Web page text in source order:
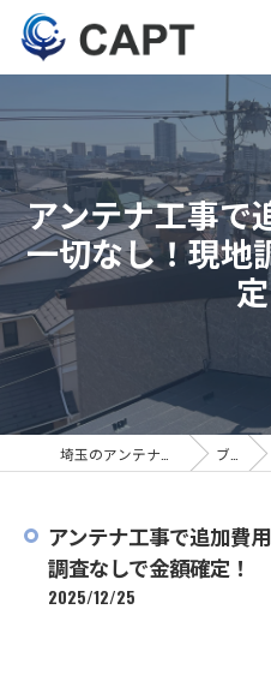
アンテナ工事で
一切なし！現地
ブログ
アンテナ工事で追加費
調査なしで金額確定！
2025/12/25